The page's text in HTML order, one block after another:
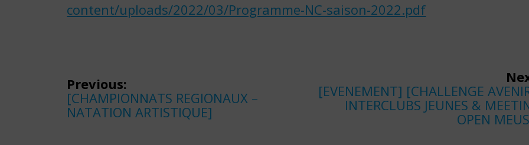
content/uploads/2022/03/Programme-NC-saison-2022.pdf
Navigation
de
l’article
Previous:
Previous
post:
[CHAMPIONNATS REGIONAUX –
NATATION ARTISTIQUE]
Next
post:
[EVENEMENT] [CHALLENGE
INTERCLUBS JEUNES &
OPEN